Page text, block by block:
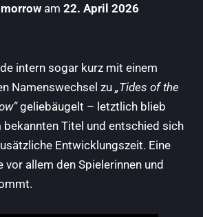
am 22. April 2026
intern sogar kurz mit einem
Namenswechsel zu „Tides of the
geliebäugelt – letztlich blieb
bekannten Titel und entschied sich
Entwicklungszeit. Eine
vor allem den Spielerinnen und